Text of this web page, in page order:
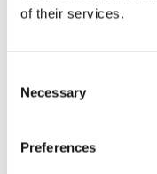
of their services.
Selection
Necessary
Preferences